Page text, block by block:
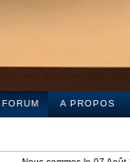
FORUM A PROPOS